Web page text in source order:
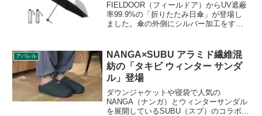
FIELDOOR（フィールドア）からUV遮蔽
率99.9%の「折りたたみ日傘」が登場し
ました。傘の外側にシルバー加工をする
い遮熱効果を発揮します。詳細をレビュ
ーします。
アパレル
NANGA×SUBU アラミド繊維混
紡の「タキビ ウィンター サンダ
ル」登場
ダウンジャケットや寝袋で人気の
NANGA（ナンガ）とウィンターサンダル
を展開しているSUBU（スブ）のコラボ商